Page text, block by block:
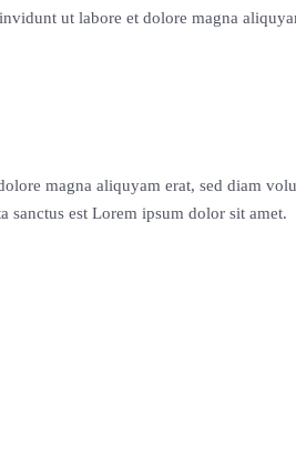
ut labore et dolore magna
magna aliquyam erat, sed diam
sanctus est Lorem ipsum dolor sit amet.